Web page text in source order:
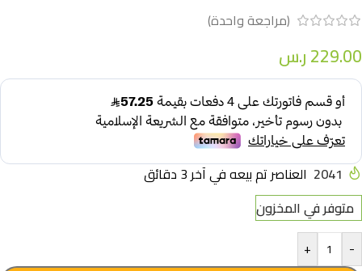
(مراجعة واحدة)
229.00ر.س
2041 العناصر تم بيعه في آخر 3 دقائق
متوفر في المخزون
-
+